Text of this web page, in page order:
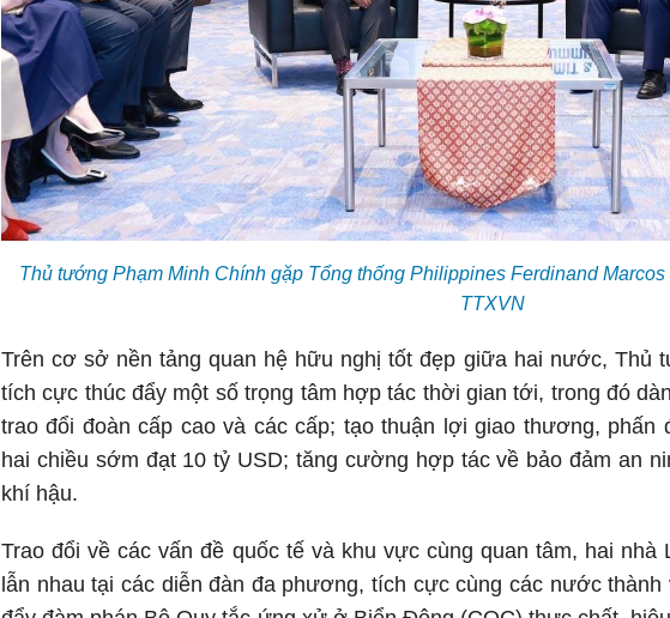
Thủ tướng Phạm Minh Chính gặp Tổng thống Philippines Ferdinand
TTXVN
Trên cơ sở nền tảng quan hệ hữu nghị tốt đẹp giữa hai nước, Thủ
tích cực thúc đẩy một số trọng tâm hợp tác thời gian tới, trong đó
trao đổi đoàn cấp cao và các cấp; tạo thuận lợi giao thương, phấn
hai chiều sớm đạt 10 tỷ USD; tăng cường hợp tác về bảo đảm an
khí hậu.
Trao đổi về các vấn đề quốc tế và khu vực cùng quan tâm, hai nhà
lẫn nhau tại các diễn đàn đa phương, tích cực cùng các nước thành